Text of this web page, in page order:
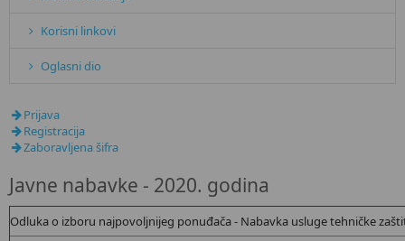
Korisni linkovi
Oglasni dio
Prijava
Registracija
Zaboravljena šifra
Javne nabavke - 2020. godina
Odluka o izboru najpovoljnijeg ponuđača - Nabavka usluge tehničke